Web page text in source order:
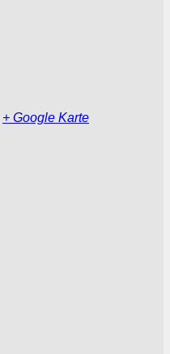
+ Google Karte